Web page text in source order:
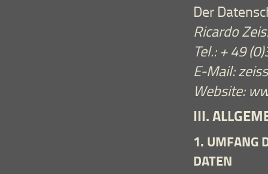
Der
Ricardo
Tel.: + 49
E-Mail:
Website:
III.
1. UMFANG
DATEN